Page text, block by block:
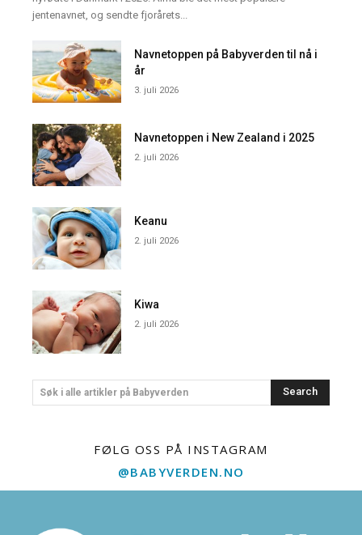
jentenavnet, og sendte fjorårets...
Navnetoppen på Babyverden til nå i
år
3. juli 2026
Navnetoppen i New Zealand i 2025
2. juli 2026
Keanu
2. juli 2026
Kiwa
2. juli 2026
Søk i alle artikler på Babyverden Search
FØLG OSS PÅ INSTAGRAM
@BABYVERDEN.NO